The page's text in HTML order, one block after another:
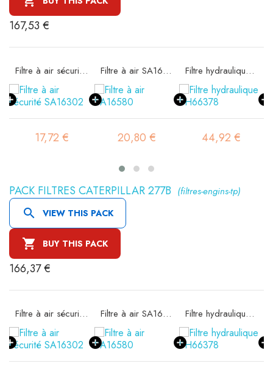
167,53 €
Filtre à air sécurité SA16302
17,72 €
Filtre à air SA16580
20,80 €
Filtre hydraulique SH66378
44,92 €
PACK FILTRES CATERPILLAR 277B (filtres-engins-tp)
 VIEW THIS PACK
 BUY THIS PACK
166,37 €
Filtre à air sécurité SA16302 Filtre à air SA16580 Filtre hydraulique SH66378